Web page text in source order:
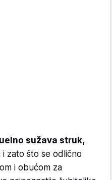
sužava struk,
zato što se odlično
i obućom za